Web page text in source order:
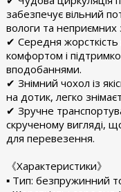
забезпечує вільний
вологи та неприємних
✔ Середня жорсткість
комфортом і
вподобаннями.
✔ Знімний чохол із
на дотик, легко
✔ Зручне
скрученому вигляді,
для перевезення.
《Характеристики》
▪︎ Тип: безпружинний